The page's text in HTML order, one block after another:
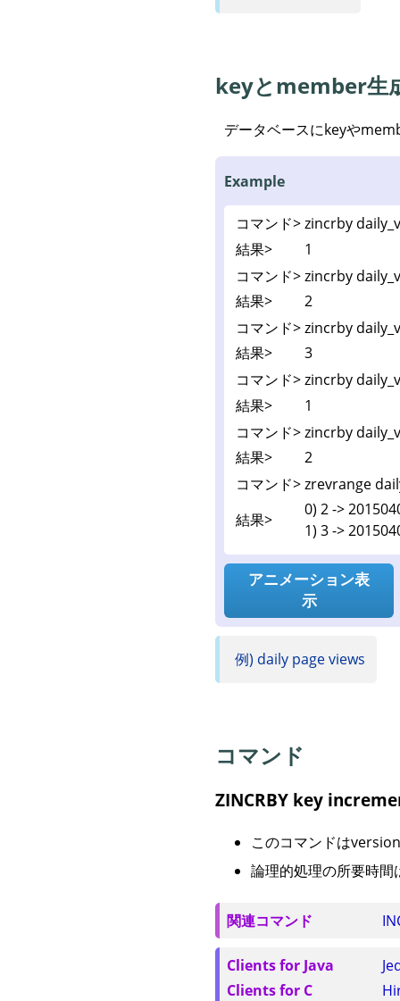
keyとmember生
データベースにkeyや
Example
コマンド>zincrby
結果>
1
コマンド>zincrby
結果>
2
コマンド>zincrby
結果>
3
コマンド>zincrby
結果>
1
コマンド>zincrby
結果>
2
コマンド>zrevrange
結果>
0) 2 ->
1) 3 ->
アニメーション表
示
例) daily page views
コマンド
ZINCRBY key
このコマンドは
論理的処理の所要時
関連コマンド
Clients for Java
Clients for C